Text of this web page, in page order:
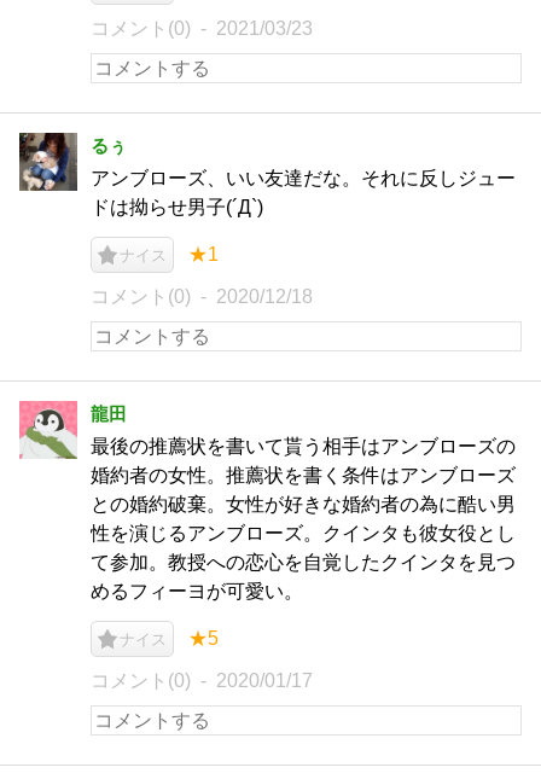
コメント(0) 2021/03/23
るぅ
アンブローズ、いい友達だな。それに反しジュー
ドは拗らせ男子(´Д`)
ナイス ★1
コメント(0) 2020/12/18
龍田
最後の推薦状を書いて貰う相手はアンブローズの
婚約者の女性。推薦状を書く条件はアンブローズ
との婚約破棄。女性が好きな婚約者の為に酷い男
性を演じるアンブローズ。クインタも彼女役とし
て参加。教授への恋心を自覚したクインタを見つ
めるフィーヨが可愛い。
ナイス ★5
コメント(0) 2020/01/17